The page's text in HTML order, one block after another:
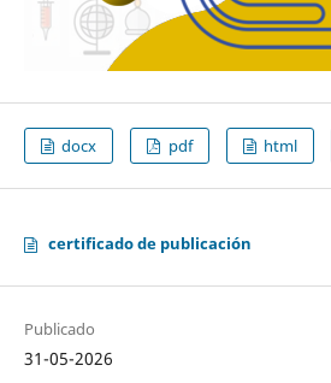
docx pdf html
certificado de publicación
Publicado
31-05-2026